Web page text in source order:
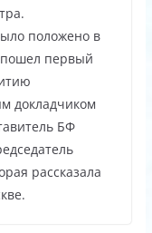
положено в
первый
докладчиком
БФ
рассказала